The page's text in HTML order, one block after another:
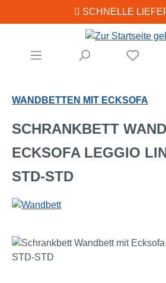
Zum Hauptinhalt springen
SCHNELLE
WANDBETTEN MIT ECKSOFA
SCHRANKBETT
ECKSOFA LEGGIO
STD-STD